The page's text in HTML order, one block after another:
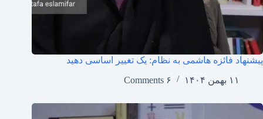
پیشنهاد فائزه هاشمی به نظام: یک تغییر اساسی دهید
۱۱ بهمن ۱۴۰۴
۶ Comments